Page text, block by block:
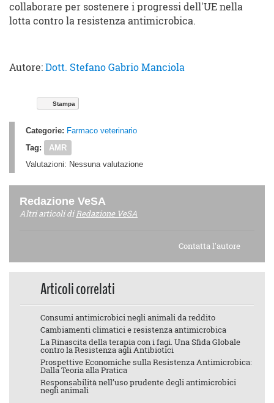
collaborare per sostenere i progressi dell'UE nella
lotta contro la resistenza antimicrobica.
Autore: Dott. Stefano Gabrio Manciola
Stampa
Categorie: Farmaco veterinario
Tag:
AMR
Valutazioni: Nessuna valutazione
Redazione VeSA
Altri articoli diRedazione VeSA
Contatta l'autore
Articoli correlati
Consumi antimicrobici negli animali da reddito
Cambiamenti climatici e resistenza antimicrobica
La Rinascita della terapia con i fagi. Una Sfida Globale
contro la Resistenza agli Antibiotici
Prospettive Economiche sulla Resistenza Antimicrobica:
Dalla Teoria alla Pratica
Responsabilità nell’uso prudente degli antimicrobici
negli animali